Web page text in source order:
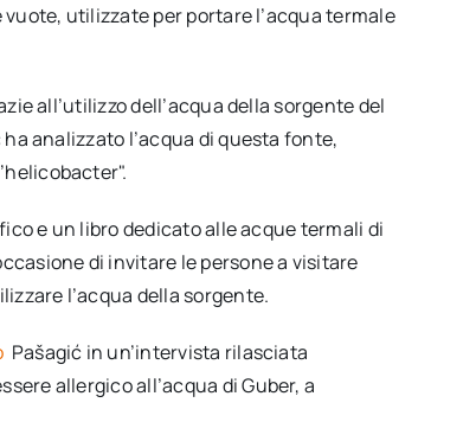
utilizzate per portare l’acqua termale
all’utilizzo dell’acqua della sorgente del
analizzato l’acqua di questa fonte,
e un libro dedicato alle acque termali di
di invitare le persone a visitare
l’acqua della sorgente.
Pašagić in un’intervista rilasciata
allergico all’acqua di Guber, a